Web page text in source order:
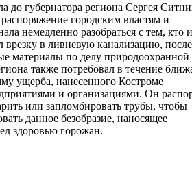
до губернатора региона Сергея
городским властям и
немедленно разобраться с тем, кто
врезку в ливневую канализацию,
материалы по делу природоохранной
также потребовал в течение
ущерба, нанесенного Костроме
и организациями. Он
или запломбировать трубы, чтобы
данное безобразие, наносящее
здоровью горожан.